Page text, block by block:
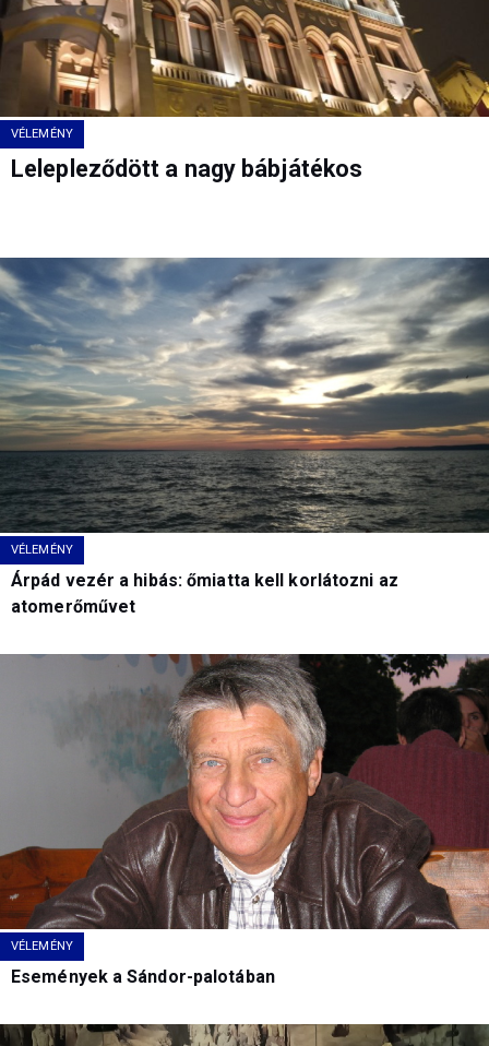
VÉLEMÉNY
Lelepleződött a nagy bábjátékos
VÉLEMÉNY
Árpád vezér a hibás: őmiatta kell korlátozni az
atomerőművet
VÉLEMÉNY
Események a Sándor-palotában